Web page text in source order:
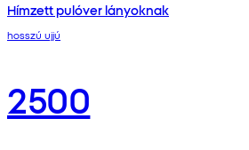
Hímzett pulóver lányoknak
hosszú ujjú
2500